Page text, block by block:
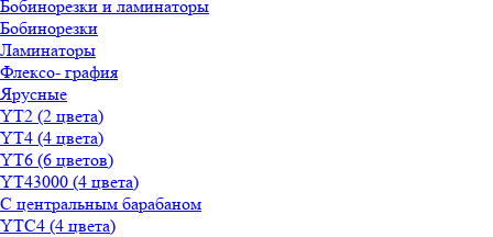
Бобинорезки и ламинаторы
Бобинорезки
Ламинаторы
Флексо- графия
Ярусные
YT2 (2 цвета)
YT4 (4 цвета)
YT6 (6 цветов)
YT43000 (4 цвета)
С центральным барабаном
YТС4 (4 цвета)